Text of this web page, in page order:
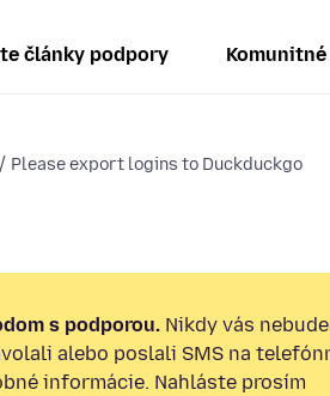
články podpory
Please export logins to Duckduckgo
s podporou. Nikdy vás
alebo poslali SMS na
informácie. Nahláste prosím